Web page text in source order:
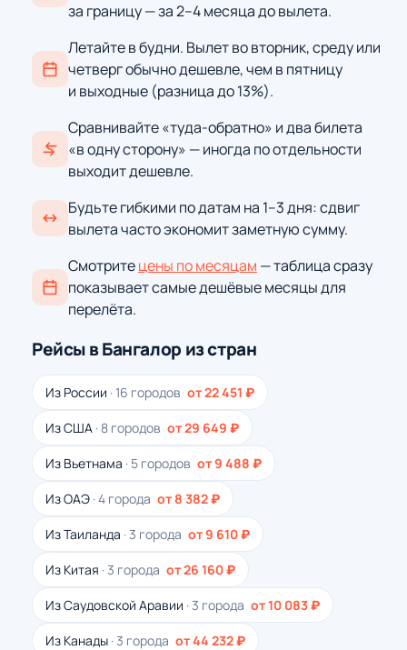
за границу — за 2–4 месяца до вылета.
Летайте в будни. Вылет во вторник, среду или
четверг обычно дешевле, чем в пятницу
и выходные (разница до 13%).
Сравнивайте «туда-обратно» и два билета
«в одну сторону» — иногда по отдельности
выходит дешевле.
Будьте гибкими по датам на 1–3 дня: сдвиг
вылета часто экономит заметную сумму.
Смотритецены по месяцам — таблица сразу
показывает самые дешёвые месяцы для
перелёта.
Рейсы в Бангалор из стран
Из России · 16 городов от 22 451 ₽
Из США · 8 городов от 29 649 ₽
Из Вьетнама · 5 городов от 9 488 ₽
Из ОАЭ · 4 города от 8 382 ₽
Из Таиланда · 3 города от 9 610 ₽
Из Китая · 3 города от 26 160 ₽
Из Саудовской Аравии · 3 города от 10 083 ₽
Из Канады · 3 города от 44 232 ₽